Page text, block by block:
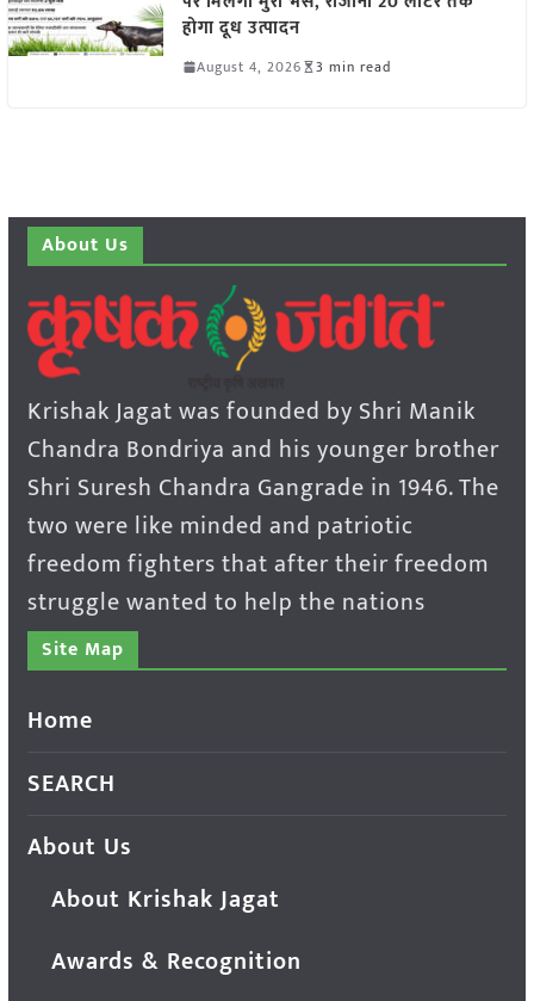
होगा दूध उत्पादन
August 4, 2026 3 min read
About Us
Krishak Jagat was founded by Shri Manik
Chandra Bondriya and his younger brother
Shri Suresh Chandra Gangrade in 1946. The
two were like minded and patriotic
freedom fighters that after their freedom
struggle wanted to help the nations
Site Map
Home
SEARCH
About Us
About Krishak Jagat
Awards & Recognition